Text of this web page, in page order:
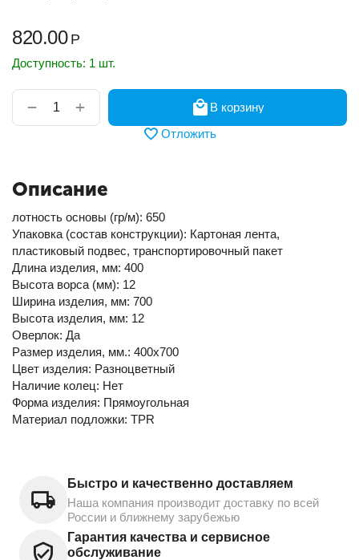
820.00 Р
Доступность: 1 шт.
+
−
В корзину
Отложить
Описание
лотность основы (гр/м): 650
Упаковка (состав конструкции): Картоная лента,
пластиковый подвес, транспортировочный пакет
Длина изделия, мм: 400
Высота ворса (мм): 12
Ширина изделия, мм: 700
Высота изделия, мм: 12
Оверлок: Да
Размер изделия, мм.: 400х700
Цвет изделия: Разноцветный
Наличие колец: Нет
Форма изделия: Прямоугольная
Материал подложки: TPR
Быстро и качественно доставляем
Наша компания производит доставку по всей
России и ближнему зарубежью
Гарантия качества и сервисное
обслуживание